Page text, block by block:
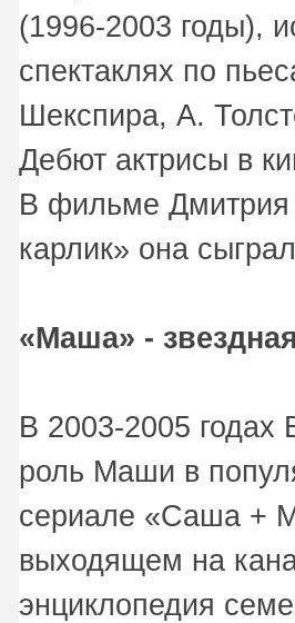
(1996-2003 годы),
спектаклях по
Шекспира, А.
Дебют актрисы в
В фильме
карлик» она
«Маша» -
В 2003-2005 годах
роль Маши в
сериале «Саша +
выходящем на
энциклопедия